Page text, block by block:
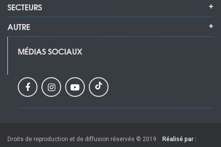
SECTEURS
AUTRE
MÉDIAS SOCIAUX
Droits de reproduction et de diffusion réservés © 2019 Réalisé par :